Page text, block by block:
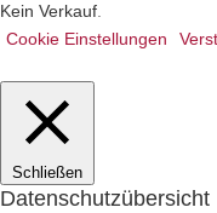
Kein Verkauf
Cookie Einstellungen
Schließen
Datenschutzübersicht